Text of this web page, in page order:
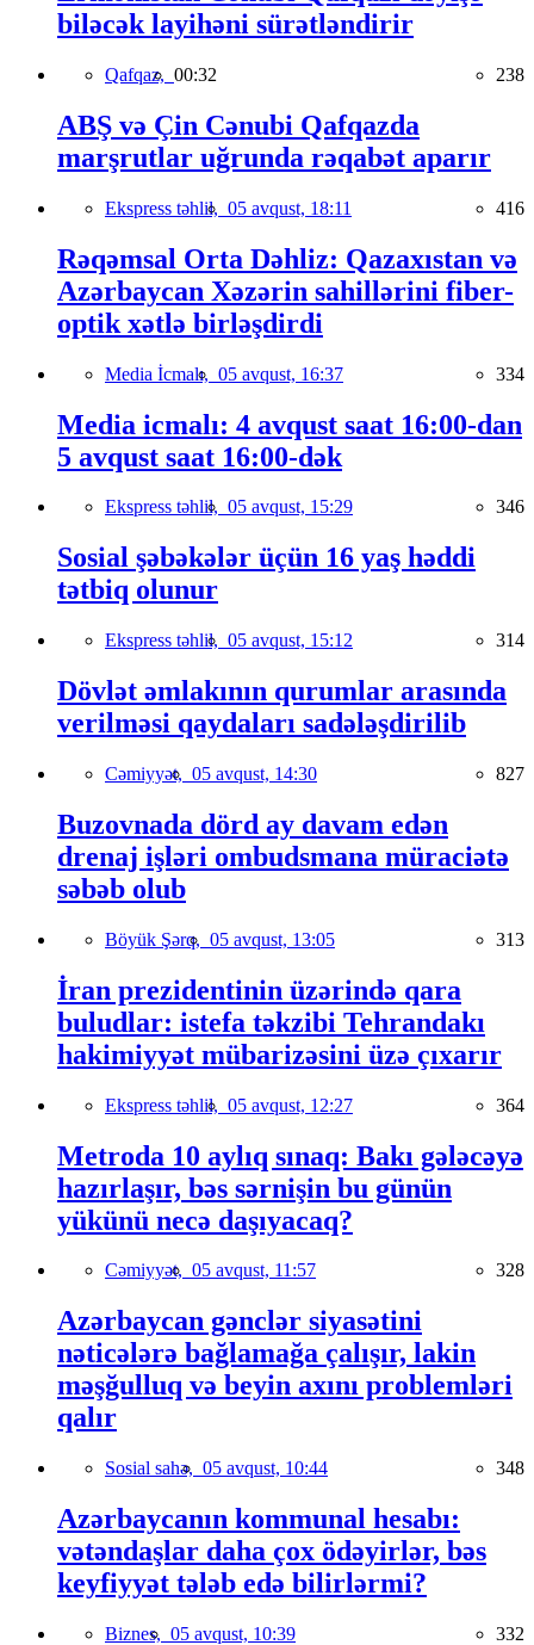
biləcək layihəni sürətləndirir
Qafqaz, 00:32 238
ABŞ və Çin Cənubi Qafqazda
marşrutlar uğrunda rəqabət aparır
Ekspress təhlil, 05 avqust, 18:11 416
Rəqəmsal Orta Dəhliz: Qazaxıstan və
Azərbaycan Xəzərin sahillərini fiber-
optik xətlə birləşdirdi
Media İcmalı, 05 avqust, 16:37 334
Media icmalı: 4 avqust saat 16:00-dan
5 avqust saat 16:00-dək
Ekspress təhlil, 05 avqust, 15:29 346
Sosial şəbəkələr üçün 16 yaş həddi
tətbiq olunur
Ekspress təhlil, 05 avqust, 15:12 314
Dövlət əmlakının qurumlar arasında
verilməsi qaydaları sadələşdirilib
Cəmiyyət, 05 avqust, 14:30 827
Buzovnada dörd ay davam edən
drenaj işləri ombudsmana müraciətə
səbəb olub
Böyük Şərq, 05 avqust, 13:05 313
İran prezidentinin üzərində qara
buludlar: istefa təkzibi Tehrandakı
hakimiyyət mübarizəsini üzə çıxarır
Ekspress təhlil, 05 avqust, 12:27 364
Metroda 10 aylıq sınaq: Bakı gələcəyə
hazırlaşır, bəs sərnişin bu günün
yükünü necə daşıyacaq?
Cəmiyyət, 05 avqust, 11:57 328
Azərbaycan gənclər siyasətini
nəticələrə bağlamağa çalışır, lakin
məşğulluq və beyin axını problemləri
qalır
Sosial sahə, 05 avqust, 10:44 348
Azərbaycanın kommunal hesabı:
vətəndaşlar daha çox ödəyirlər, bəs
keyfiyyət tələb edə bilirlərmi?
Biznes, 05 avqust, 10:39 332